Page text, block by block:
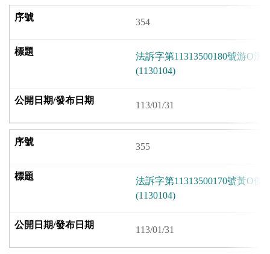
354
法訴字第11313500180號游O潔
(1130104)
113/01/31
355
法訴字第11313500170號黃O傑
(1130104)
113/01/31